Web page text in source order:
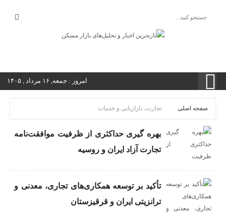
امروز : جمعه, ۱۶ مرداد , ۱۴۰۵
صفحه اصلی تجارت، بازاریابی و خدمات
بهره گیری حداکثری از ظرفیت موافقت‌نامه
تجارت آزاد ایران و روسیه
تأکید بر توسعه همکاری‌های تجاری، معدنی و
ترانزیتی ایران و قرقیزستان